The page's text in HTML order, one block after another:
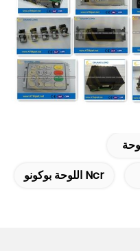
Ncr اللوحة بوكونو